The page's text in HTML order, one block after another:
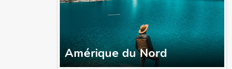
Amérique du Nord